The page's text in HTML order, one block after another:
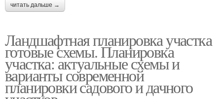
читать дальше →
Ландшафтная планировка участка
готовые схемы. Планировка
участка: актуальные схемы и
варианты современной
планировки садового и дачного